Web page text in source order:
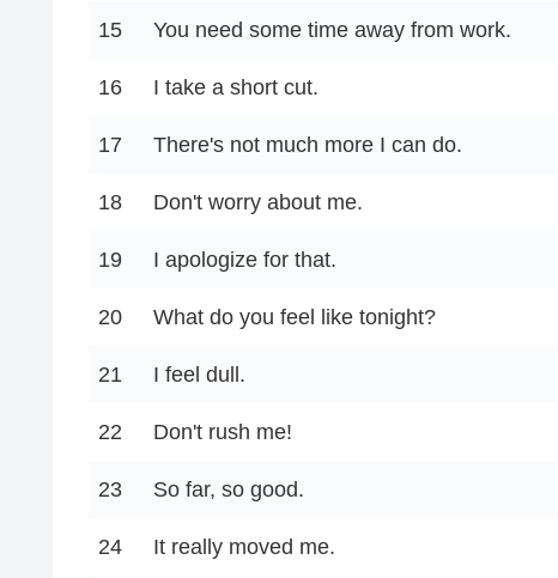
15 You need some time away from work.
16 I take a short cut.
17 There's not much more I can do.
18 Don't worry about me.
19 I apologize for that.
20 What do you feel like tonight?
21 I feel dull.
22 Don't rush me!
23 So far, so good.
24 It really moved me.